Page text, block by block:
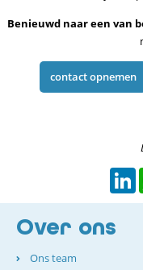
Benieuwd naar een van
contact opnemen
Over ons
Ons team